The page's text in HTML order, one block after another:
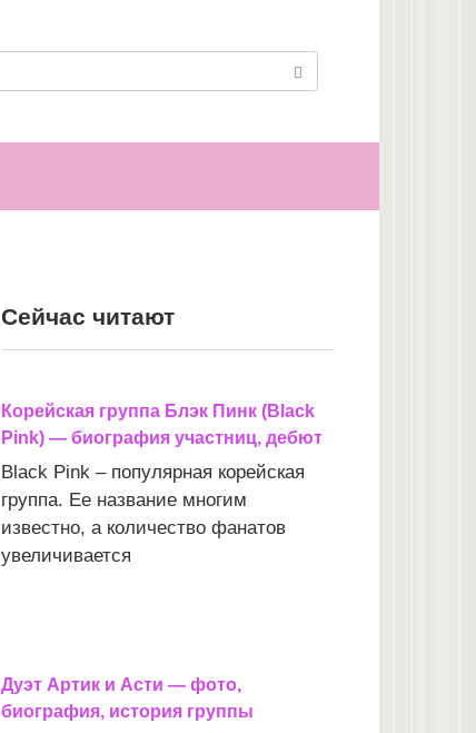
Сейчас читают
Корейская группа Блэк Пинк (Black
Pink) — биография участниц, дебют
Black Pink – популярная корейская
группа. Ее название многим
известно, а количество фанатов
увеличивается
Дуэт Артик и Асти — фото,
биография, история группы